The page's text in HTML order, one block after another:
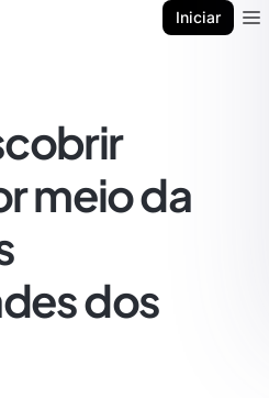
Iniciar
meio da
dos